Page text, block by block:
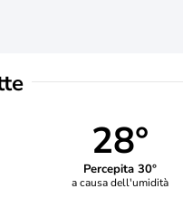
28°
Percepita 30°
a causa dell'umidità